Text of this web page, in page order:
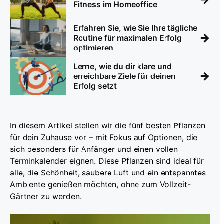
Fitness im Homeoffice
Erfahren Sie, wie Sie Ihre tägliche
Routine für maximalen Erfolg
optimieren
→
Lerne, wie du dir klare und
erreichbare Ziele für deinen
Erfolg setzt
→
In diesem Artikel stellen wir die fünf besten Pflanzen
für dein Zuhause vor – mit Fokus auf Optionen, die
sich besonders für Anfänger und einen vollen
Terminkalender eignen. Diese Pflanzen sind ideal für
alle, die Schönheit, saubere Luft und ein entspanntes
Ambiente genießen möchten, ohne zum Vollzeit-
Gärtner zu werden.